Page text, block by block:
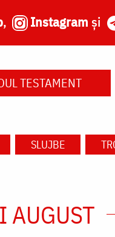
, Instagram și
TESTAMENT
SLUJBE
AUGUST